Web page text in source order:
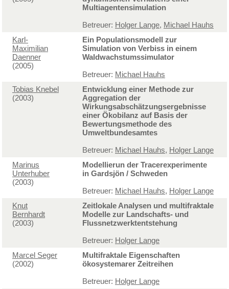
Multiagentensimulation
Betreuer: Holger Lange, Michael Hauhs
Karl-
Maximilian
Daenner
(2005)
Ein Populationsmodell zur
Simulation von Verbiss in einem
Waldwachstumssimulator
Betreuer: Michael Hauhs
Tobias Knebel
(2003)
Entwicklung einer Methode zur
Aggregation der
Wirkungsabschätzungsergebnisse
einer Ökobilanz auf Basis der
Bewertungsmethode des
Umweltbundesamtes
Betreuer: Michael Hauhs, Holger Lange
Marinus
Unterhuber
(2003)
Modellierun der Tracerexperimente
in Gardsjön / Schweden
Betreuer: Michael Hauhs, Holger Lange
Knut
Bernhardt
(2003)
Zeitlokale Analysen und multifraktale
Modelle zur Landschafts- und
Flussnetzwerktentstehung
Betreuer: Holger Lange
Marcel Seger
(2002)
Multifraktale Eigenschaften
ökosystemarer Zeitreihen
Betreuer: Holger Lange